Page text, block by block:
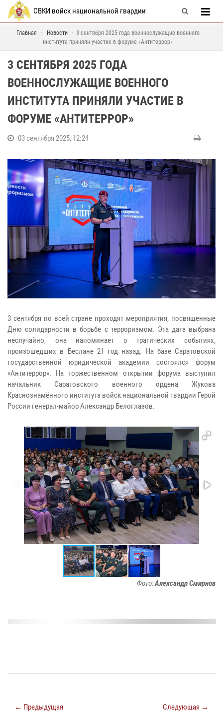
СВКИ войск национальной гвардии
Главная Новости
3 сентября 2025 года военнослужащие военного
института приняли участие в форуме «Антитеррор»
3 СЕНТЯБРЯ 2025 ГОДА
ВОЕННОСЛУЖАЩИЕ ВОЕННОГО
ИНСТИТУТА ПРИНЯЛИ УЧАСТИЕ В
ФОРУМЕ «АНТИТЕРРОР»
03 сентября 2025, 12:24
3 сентября по всей стране проходят мероприятия, посвященные
Дню солидарности в борьбе с терроризмом. Эта дата выбрана
неслучайно, она напоминает о трагических событиях,
произошедших в Беслане 21 год назад. На базе Саратовской
государственной юридической академии состоялся форум
«Антитеррор». На торжественном открытии форума выступил
начальник Саратовского военного ордена Жукова
Краснознамённого института войск национальной гвардии Герой
России генерал-майор Александр Белоглазов.
Фото:Александр Смирнов
← Предыдущая Следующая →